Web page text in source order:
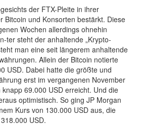
der FTX-Pleite in ihrer
Bitcoin und Konsorten bestärkt. Diese
Wochen allerdings ohnehin
ter steht der anhaltende „Krypto-
man eine seit längerem anhaltende
Allein der Bitcoin notierte
USD. Dabei hatte die größte und
erst im vergangenen November
69.000 USD erreicht. Und die
optimistisch. So ging JP Morgan
Kurs von 130.000 USD aus, die
USD.